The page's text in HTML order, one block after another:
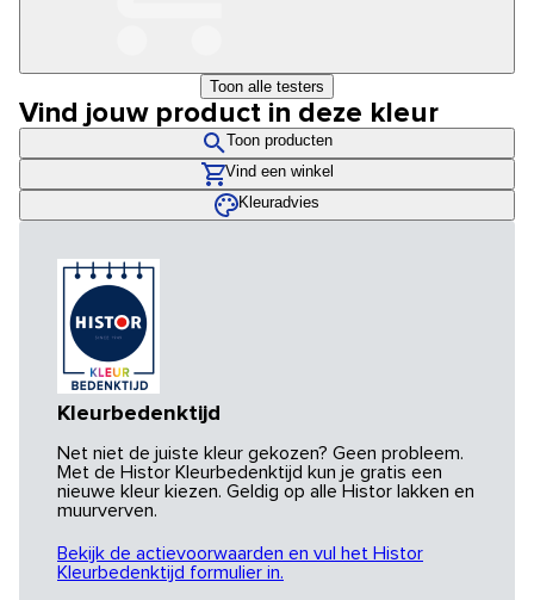
Toon alle testers
Vind jouw product in deze kleur
Toon producten
Vind een winkel
Kleuradvies
Kleurbedenktijd
Net niet de juiste kleur gekozen? Geen probleem.
Met de Histor Kleurbedenktijd kun je gratis een
nieuwe kleur kiezen. Geldig op alle Histor lakken en
muurverven.
Bekijk de actievoorwaarden en vul het Histor
Kleurbedenktijd formulier in.